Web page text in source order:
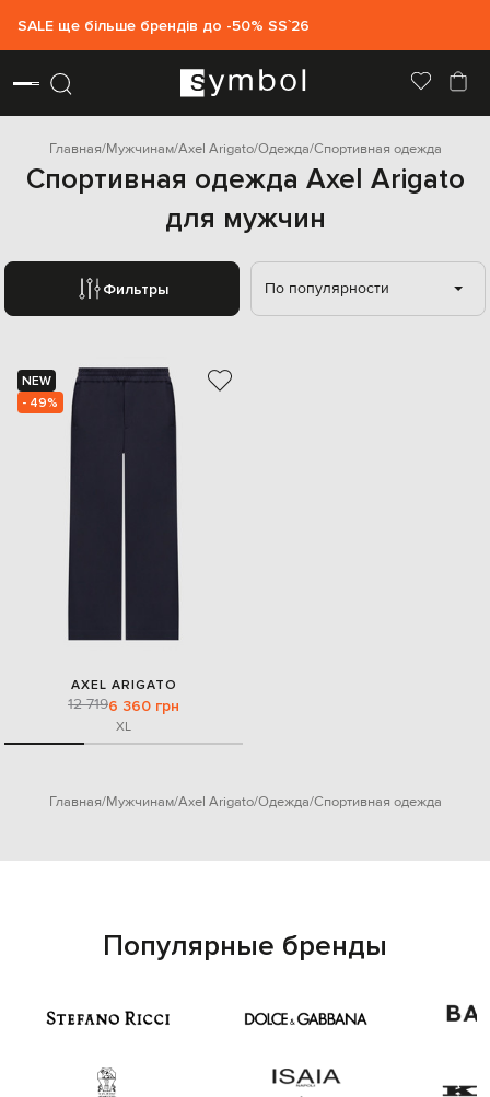
SALE ще більше брендів до -50% SS`26
Главная Мужчинам Axel Arigato Одежда Спортивная одежда
Спортивная одежда Axel Arigato
для мужчин
Фильтры По популярности
NEW
- 49%
AXEL ARIGATO
12 7196 360 грн
XL
Главная Мужчинам Axel Arigato Одежда Спортивная одежда
Популярные бренды